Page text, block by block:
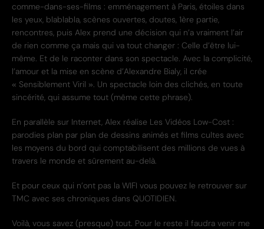
comme-dans-ses-films : emménagement à Paris, étoiles dans
les yeux, blablabla, scènes ouvertes, doutes, 1ère partie,
rencontres, puis Alex prend une décision qui n’a vraiment l’air
de rien comme ça mais qui va tout changer : Celle d’être lui-
même. Et de le raconter dans son spectacle. Avec la complicité,
l’amour et la mise en scène d’Alexandre Bialy, il crée
« Sensiblement Viril ». Un spectacle loin des clichés, en toute
sincérité, qui assume tout (même cette phrase).
En parallèle sur Internet, Alex réalise Les Vidéos Low-Cost :
parodies plan par plan de dessins animés et films cultes avec
les moyens du bord qui comptabilisent des millions de vues à
travers le monde et sûrement au-delà.
Et pour ceux qui n’ont pas la WIFI vous pouvez le retrouver sur
TMC avec ses chroniques dans QUOTIDIEN.
Voilà, vous savez (presque) tout. Pour le reste il faudra venir me